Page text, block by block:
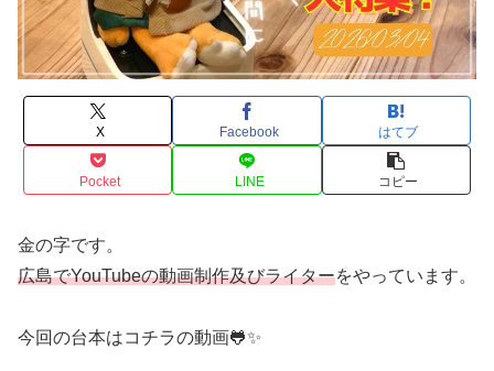
X Facebook はてブ
Pocket LINE コピー
金の字です。
広島でYouTubeの動画制作及びライターをやっています。
今回の台本はコチラの動画🐸✨